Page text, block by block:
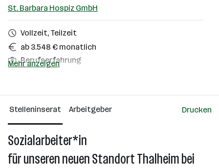
St. Barbara Hospiz GmbH
Vollzeit, Teilzeit
ab 3.548 € monatlich
Berufserfahrung
Über das Unternehmen
51 - 100 Mitarbeiter*innen
Linz
Mehr anzeigen
Stelleninserat Arbeitgeber Drucken
Sozialarbeiter*in
für unseren neuen Standort Thalheim bei